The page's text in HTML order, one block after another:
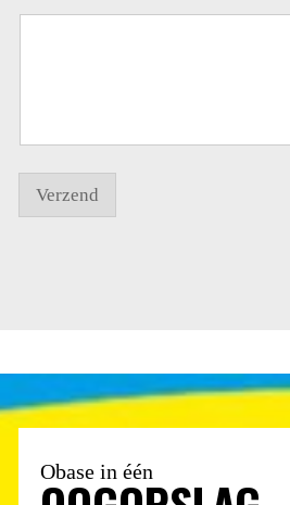
Verzend
Obase in één